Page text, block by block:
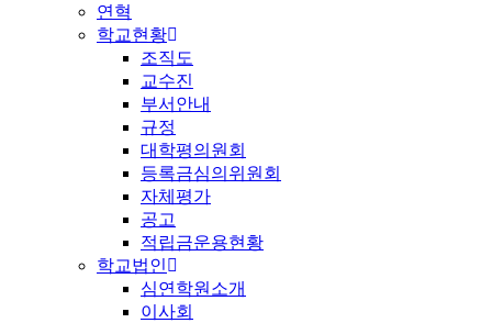
연혁
학교현황
조직도
교수진
부서안내
규정
대학평의원회
등록금심의위원회
자체평가
공고
적립금운용현황
학교법인
심연학원소개
이사회